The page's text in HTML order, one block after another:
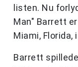
listen. Nu
Man" Barrett
Miami, Florida,
Barrett